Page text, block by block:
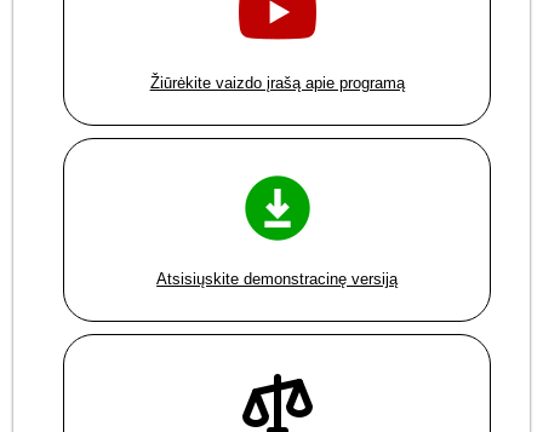
Žiūrėkite vaizdo įrašą apie programą
Atsisiųskite demonstracinę versiją